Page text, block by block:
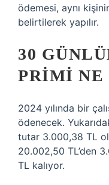
ödemesi, aynı
belirtilerek yapılır.
30
PRIMI NE
2024 yılında bir
ödenecek.
tutar 3.000,38 TL
20.002,50 TL’den
TL kalıyor.